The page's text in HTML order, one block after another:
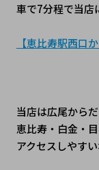
車で7分程で当店
【恵比寿駅西口
当店は広尾からだ
恵比寿・白金・
アクセスしやす